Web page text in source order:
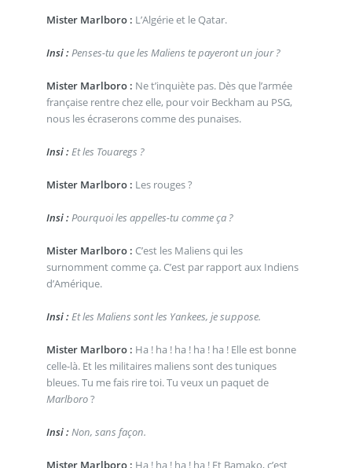
Mister Marlboro : L’Algérie et le Qatar.
Insi : Penses-tu que les Maliens te payeront un jour ?
Mister Marlboro : Ne t’inquiète pas. Dès que l’armée
française rentre chez elle, pour voir Beckham au PSG,
nous les écraserons comme des punaises.
Insi : Et les Touaregs ?
Mister Marlboro : Les rouges ?
Insi : Pourquoi les appelles-tu comme ça ?
Mister Marlboro : C’est les Maliens qui les
surnomment comme ça. C’est par rapport aux Indiens
d’Amérique.
Insi : Et les Maliens sont les Yankees, je suppose.
Mister Marlboro : Ha ! ha ! ha ! ha ! ha ! Elle est bonne
celle-là. Et les militaires maliens sont des tuniques
bleues. Tu me fais rire toi. Tu veux un paquet de
Marlboro?
Insi : Non, sans façon.
Mister Marlboro : Ha ! ha ! ha ! ha ! Et Bamako, c’est